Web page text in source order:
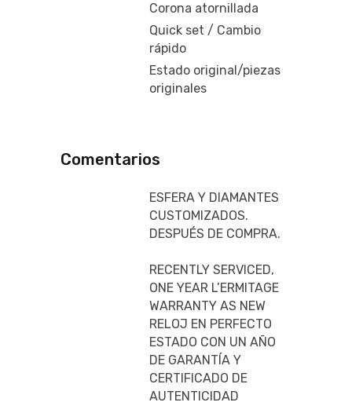
Corona atornillada
Quick set / Cambio
rápido
Estado original/piezas
originales
Comentarios
ESFERA Y DIAMANTES
CUSTOMIZADOS.
DESPUÉS DE COMPRA.
RECENTLY SERVICED,
ONE YEAR L’ERMITAGE
WARRANTY AS NEW
RELOJ EN PERFECTO
ESTADO CON UN AÑO
DE GARANTÍA Y
CERTIFICADO DE
AUTENTICIDAD